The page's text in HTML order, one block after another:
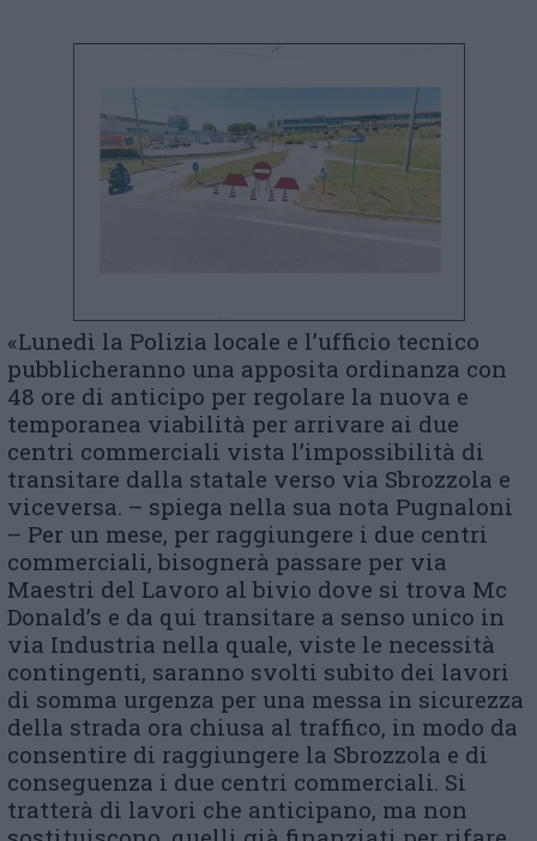
«Lunedì la Polizia locale e l’ufficio tecnico
pubblicheranno una apposita ordinanza con
48 ore di anticipo per regolare la nuova e
temporanea viabilità per arrivare ai due
centri commerciali vista l’impossibilità di
transitare dalla statale verso via Sbrozzola e
viceversa. – spiega nella sua nota Pugnaloni
– Per un mese, per raggiungere i due centri
commerciali, bisognerà passare per via
Maestri del Lavoro al bivio dove si trova Mc
Donald’s e da qui transitare a senso unico in
via Industria nella quale, viste le necessità
contingenti, saranno svolti subito dei lavori
di somma urgenza per una messa in sicurezza
della strada ora chiusa al traffico, in modo da
consentire di raggiungere la Sbrozzola e di
conseguenza i due centri commerciali. Si
tratterà di lavori che anticipano, ma non